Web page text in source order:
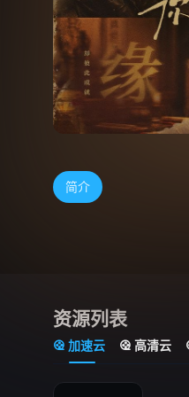
简介
资源列表
加速云 高清云